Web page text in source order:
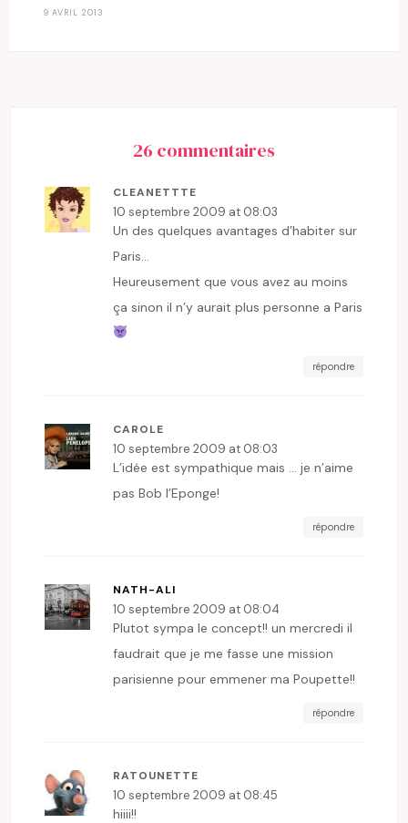
9 AVRIL 2013
26 commentaires
CLEANETTTE
10 septembre 2009 at 08:03
Un des quelques avantages d’habiter sur
Paris…
Heureusement que vous avez au moins
ça sinon il n’y aurait plus personne a Paris
répondre
CAROLE
10 septembre 2009 at 08:03
L’idée est sympathique mais … je n’aime
pas Bob l’Eponge!
répondre
NATH-ALI
10 septembre 2009 at 08:04
Plutot sympa le concept!! un mercredi il
faudrait que je me fasse une mission
parisienne pour emmener ma Poupette!!
répondre
RATOUNETTE
10 septembre 2009 at 08:45
hiiii!!